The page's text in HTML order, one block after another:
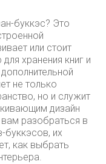
буккэс? Это
или стоит
хранения книг и
не только
но и служит
дизайн
разобраться в
буккэсов, их
как выбрать